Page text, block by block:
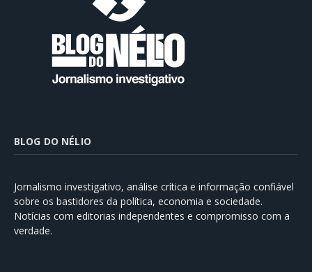
BLOG DO NÉLIO
Jornalismo investigativo, análise crítica e informação confiável
sobre os bastidores da política, economia e sociedade.
Notícias com editorias independentes e compromisso com a
verdade.